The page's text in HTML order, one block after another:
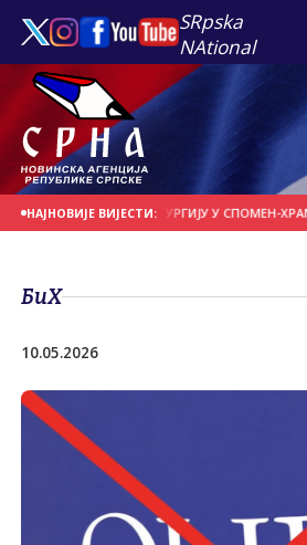
SRpska
NAtional
НАЈНОВИЈЕ ВИЈЕСТИ:
СЛУЖИ ЛИТУРГИЈУ У СПОМЕН-ХРАМУ
БиХ
10.05.2026